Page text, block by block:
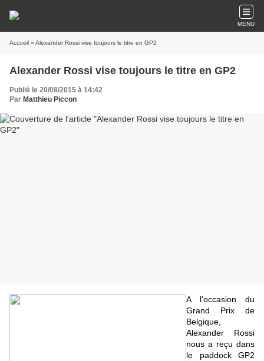
MENU
Accueil » Alexander Rossi vise toujours le titre en GP2
Alexander Rossi vise toujours le titre en GP2
Publié le 20/08/2015 à 14:42
Par Matthieu Piccon
A l'occasion du
Grand Prix de
Belgique,
Alexander Rossi
nous a reçu dans
le paddock GP2